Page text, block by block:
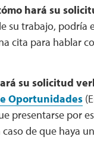
hará su
su trabajo, podría
cita para hablar
su solicitud
Oportunidades
presentarse por
de que haya